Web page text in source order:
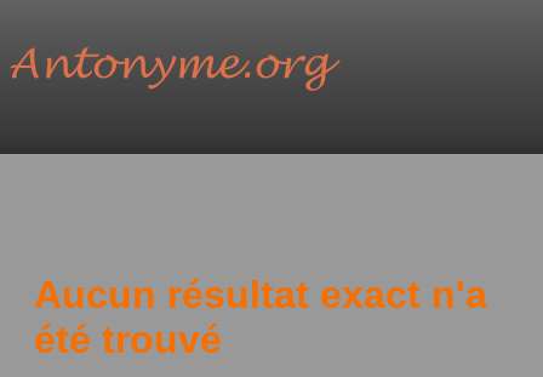
Aucun résultat exact n'a
été trouvé